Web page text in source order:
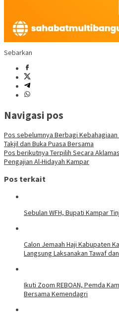
Sebarkan
Navigasi pos
Pos sebelumnya Berbagi Kebahagiaan
Takjil dan Buka Puasa Bersama
Pos berikutnya Terpilih Secara
Pengajian Al-Hidayah Kampar
Pos terkait
Sebulan WFH, Bupati Kampar
Calon Jemaah Haji Kabupaten
Langsung Laksanakan Tawaf dan
Ikuti Zoom REBOAN, Pemda
Bersama Kemendagri